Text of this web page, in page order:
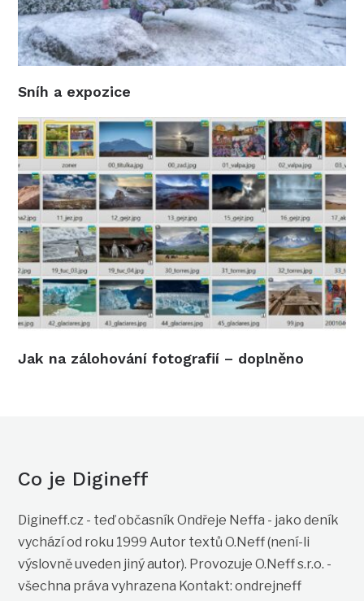
Sníh a expozice
Jak na zálohování fotografií – doplněno
Co je Digineff
Digineff.cz - teď občasník Ondřeje Neffa - jako deník
vychází od roku 1999 Autor textů O.Neff (není-li
výslovně uveden jiný autor). Provozuje O.Neff s.r.o. -
všechna práva vyhrazena Kontakt: ondrejneff